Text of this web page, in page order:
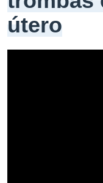
útero